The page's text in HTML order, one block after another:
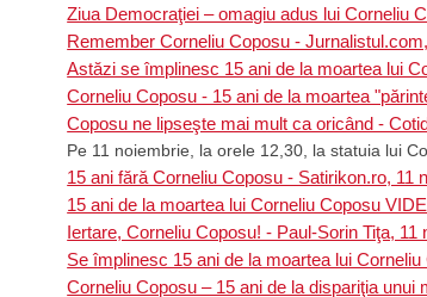
Ziua Democraţiei – omagiu adus lui Corneliu
Remember Corneliu Coposu -
Astăzi se împlinesc 15 ani de la moartea lui
Corneliu Coposu - 15 ani de la moartea
Coposu ne lipseşte mai mult ca oricând -
Pe 11 noiembrie, la orele 12,30, la statuia lui
15 ani fără Corneliu Coposu - Satirikon.ro, 11
15 ani de la moartea lui Corneliu Coposu
Iertare, Corneliu Coposu! - Paul-Sorin Tiţa, 11
Se împlinesc 15 ani de la moartea lui
Corneliu Coposu – 15 ani de la dispariţia